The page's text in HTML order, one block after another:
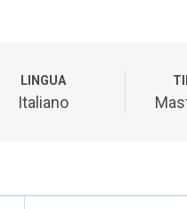
LINGUA
Italiano